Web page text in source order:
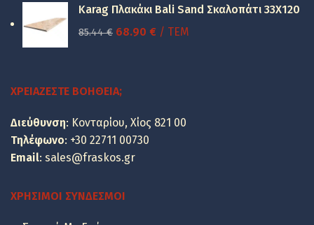
was:
τιμή
είναι:
39.90 €.
Karag Πλακάκι Bali Sand Σκαλοπάτι 33Χ120
85.44€ Original
68.90 €Η/ ΤΕΜ
ΧΡΕΙΆΖΕΣΤΕ ΒΟΉΘΕΙΑ;
Διεύθυνση: Κονταρίου, Χίος 821 00
Τηλέφωνο: +30 22711 00730
Email: sales@fraskos.gr
ΧΡΉΣΙΜΟΙ ΣΎΝΔΕΣΜΟΙ